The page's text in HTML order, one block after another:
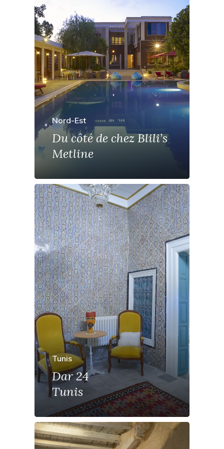
Nord-Est
Du côté de chez Blili’s
Metline
Tunis
Dar 24
Tunis